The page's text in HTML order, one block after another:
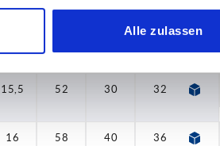
Alle zulassen
15,5 52 30 32
16 58 40 36